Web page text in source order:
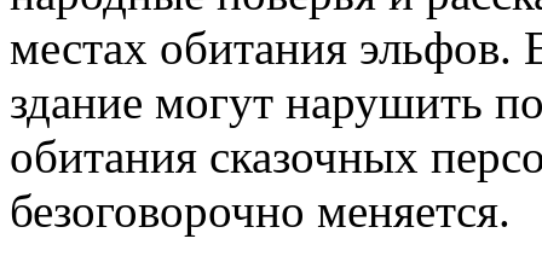
местах обитания эльфов.
здание могут нарушить
обитания сказочных
безоговорочно меняется.